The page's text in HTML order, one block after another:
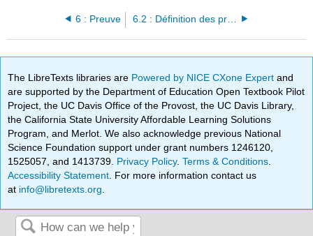
6 : Preuve 6.2 : Définition des preuves
The LibreTexts libraries are Powered by NICE CXone Expertand
are supported by the Department of Education Open Textbook Pilot
Project, the UC Davis Office of the Provost, the UC Davis Library,
the California State University Affordable Learning Solutions
Program, and Merlot. We also acknowledge previous National
Science Foundation support under grant numbers 1246120,
1525057, and 1413739. Privacy Policy.Terms & Conditions
Accessibility Statement . For more information contact us
at info@libretexts.org